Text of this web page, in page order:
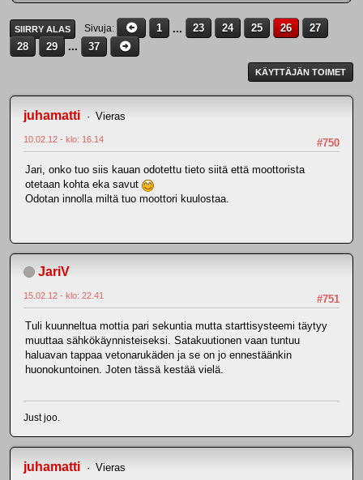
SIIRRY ALAS Sivuja 1 ... 23 24 25 26
27
28
29 ... 37
KÄYTTÄJÄN TOIMET
juhamatti Vieras
#750
10.02.12 - klo: 16.14
Jari, onko tuo siis kauan odotettu tieto siitä että moottorista
otetaan kohta eka savut
Odotan innolla miltä tuo moottori kuulostaa.
JariV
#751
15.02.12 - klo: 22.41
Tuli kuunneltua mottia pari sekuntia mutta starttisysteemi täytyy
muuttaa sähkökäynnisteiseksi. Satakuutionen vaan tuntuu
haluavan tappaa vetonarukäden ja se on jo ennestäänkin
huonokuntoinen. Joten tässä kestää vielä.
Just joo.
juhamatti Vieras